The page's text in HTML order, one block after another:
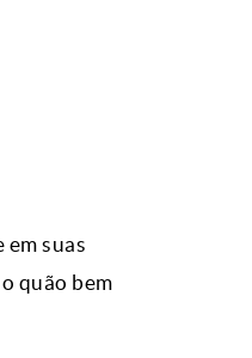
em suas
quão bem